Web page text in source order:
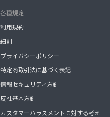
各種規定
利用規約
細則
プライバシーポリシー
特定商取引法に基づく表記
情報セキュリティ方針
反社基本方針
カスタマーハラスメントに対する考え